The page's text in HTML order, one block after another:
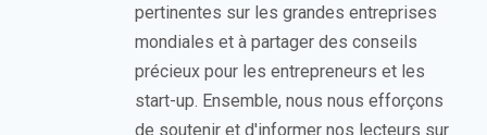
pertinentes sur les grandes entreprises
mondiales et à partager des conseils
précieux pour les entrepreneurs et les
start-up. Ensemble, nous nous efforçons
de soutenir et d'informer nos lecteurs sur